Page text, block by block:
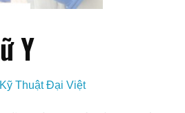
Y
Thuật Đại Việt